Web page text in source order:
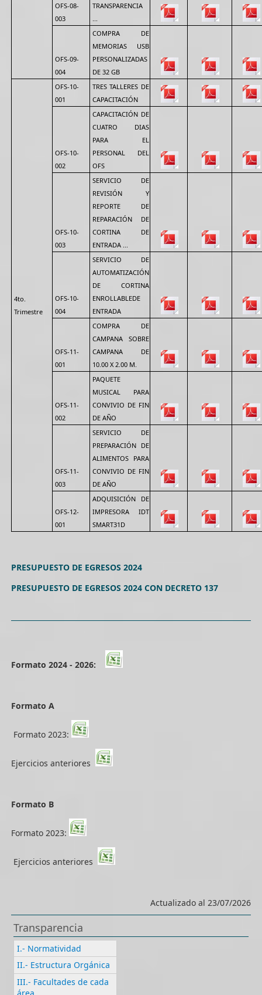
OFS-08-
003
TRANSPARENCIA
OFS-09-
004
COMPRA DE
MEMORIAS USB
PERSONALIZADAS
DE 32 GB
4to.
Trimestre
OFS-10-
001
TRES TALLERES DE
CAPACITACIÓN
OFS-10-
002
CAPACITACIÓN DE
CUATRO DIAS
PARA EL
PERSONAL DEL
OFS
OFS-10-
003
SERVICIO DE
REVISIÓN Y
REPORTE DE
REPARACIÓN DE
CORTINA DE
ENTRADA ...
OFS-10-
004
SERVICIO DE
AUTOMATIZACIÓN
DE CORTINA
ENROLLABLEDE
ENTRADA
OFS-11-
001
COMPRA DE
CAMPANA SOBRE
CAMPANA DE
10.00 X 2.00 M.
OFS-11-
002
PAQUETE
MUSICAL PARA
CONVIVIO DE FIN
DE AÑO
OFS-11-
003
SERVICIO DE
PREPARACIÓN DE
ALIMENTOS PARA
CONVIVIO DE FIN
DE AÑO
OFS-12-
001
ADQUISICIÓN DE
IMPRESORA IDT
SMART31D
PRESUPUESTO DE EGRESOS 2024
PRESUPUESTO DE EGRESOS 2024 CON DECRETO 137
Formato 2024 - 2026:
Formato A
Formato 2023:
Ejercicios anteriores
Formato B
Formato 2023:
Ejercicios anteriores
Actualizado al 23/07/2026
Transparencia
I.- Normatividad
II.- Estructura Orgánica
III.- Facultades de cada